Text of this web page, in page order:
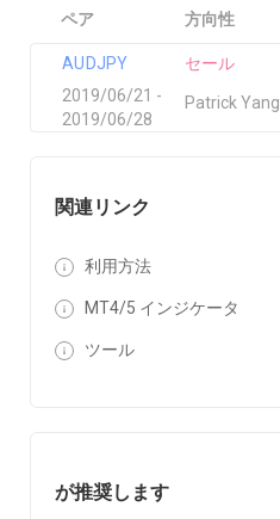
関連リンク
利用方法
MT4/5 インジケータ
ツール
が推奨します
ペア 方向性
AUDJPY
Patrick Yang
セール
2019/06/21 -
2019/06/28